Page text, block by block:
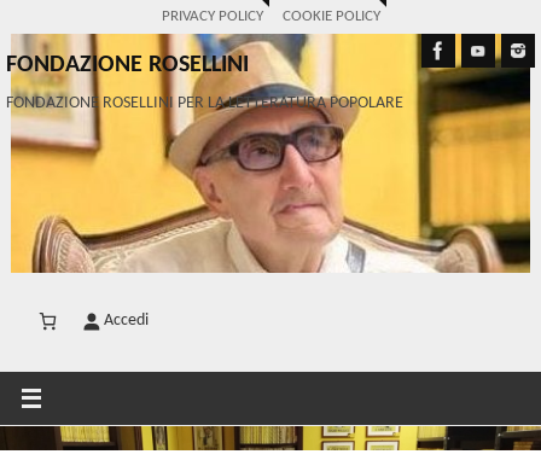
PRIVACY POLICY COOKIE POLICY
FONDAZIONE ROSELLINI
FONDAZIONE ROSELLINI PER LA LETTERATURA POPOLARE
Accedi